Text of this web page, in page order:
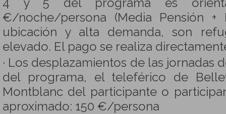
4 y 5 del programa es
€/noche/persona (Media Pensión +
ubicación y alta demanda, son
elevado. El pago se realiza
· Los desplazamientos de las jornadas
del programa, el teleférico de
Montblanc del participante o
aproximado: 150 €/persona